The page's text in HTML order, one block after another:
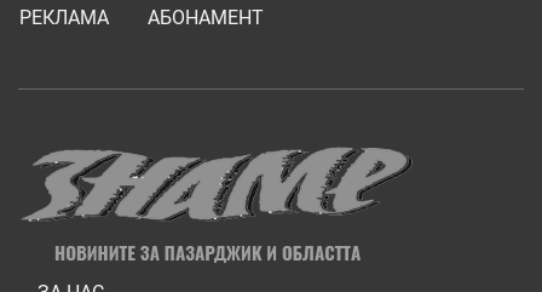
РЕКЛАМА
АБОНАМЕНТ